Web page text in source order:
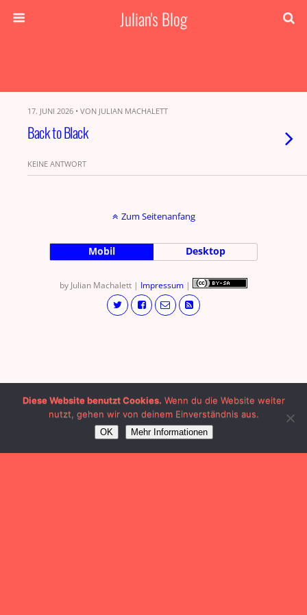
Julian's Blog
17. JUNI 2026 • VON JULIAN MACHALETT
Back to Black
KEINE ANTWORT
Zum Seitenanfang
Mobil Desktop
by Julian Machalett | Impressum |
Diese Website benutzt Cookies. Wenn du die Website weiter
nutzt, gehen wir von deinem Einverständnis aus.
OK Mehr Informationen